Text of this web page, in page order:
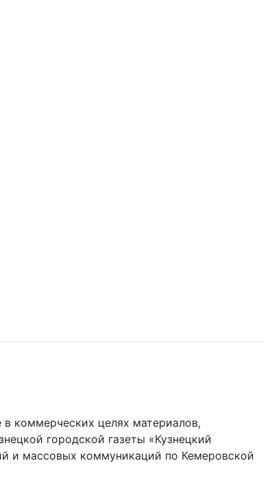
коммерческих целях материалов,
городской газеты «Кузнецкий
и массовых коммуникаций по Кемеровской